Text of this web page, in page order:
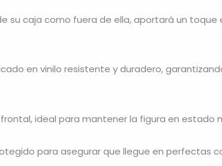
su caja como fuera de ella, aportará un toque
en vinilo resistente y duradero,
ideal para mantener la figura en estado
para asegurar que llegue en perfectas